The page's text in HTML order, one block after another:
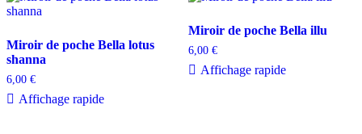
Miroir de poche Bella lotus
shanna
6,00 €
Affichage rapide
Miroir de poche Bella illu
6,00 €
Affichage rapide